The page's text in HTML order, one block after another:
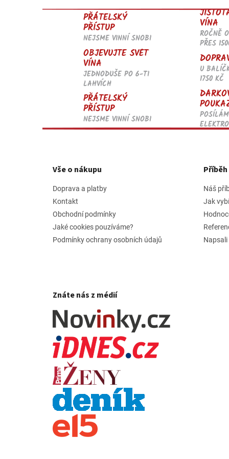
PŘÁTELSKÝ
PŘÍSTUP
NEJSME VINNÍ SNOBI
VÍNA
ROČNĚ
PŘES
OBJEVUJTE SVĚT
VÍNA
JEDNODUŠE PO 6-TI
LAHVÍCH
U
1750 KČ
PŘÁTELSKÝ
PŘÍSTUP
NEJSME VINNÍ SNOBI
Vše o nákupu
Doprava a platby
Kontakt
Obchodní podmínky
Jaké cookies pouzíváme?
Podmínky ochrany osobních údajů
Příběh
Náš
Jak
Napsali
Znáte nás z médií